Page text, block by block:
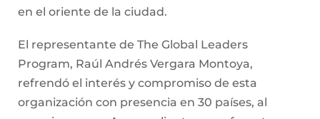
en el oriente de la ciudad.
El representante de The Global Leaders
Program, Raúl Andrés Vergara Montoya,
refrendó el interés y compromiso de esta
organización con presencia en 30 países, al